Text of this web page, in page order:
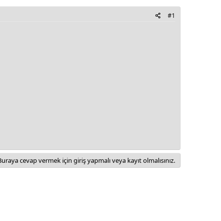
#1
cevap vermek için giriş yapmalı veya kayıt olmalısınız.